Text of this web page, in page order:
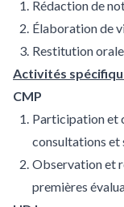
Rédaction de
Élaboration de
Restitution
Activités
CMP
Participation et
consultations et
Observation et
premières